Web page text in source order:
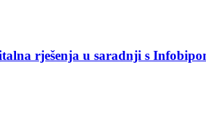
rješenja u saradnji s